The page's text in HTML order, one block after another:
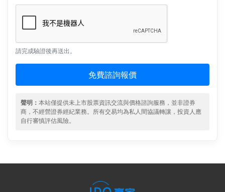
請完成驗證後再送出。
免費諮詢報價
聲明： 本站僅提供未上市股票資訊交流與價格諮詢服務，並非證券
商，不經營證券經紀業務。所有交易均為私人間協議轉讓，投資人應
自行審慎評估風險。